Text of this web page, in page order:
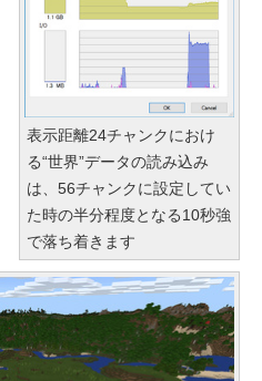
表示距離24チャンクにおけ
る“世界”データの読み込み
は、56チャンクに設定してい
た時の半分程度となる10秒強
で落ち着きます